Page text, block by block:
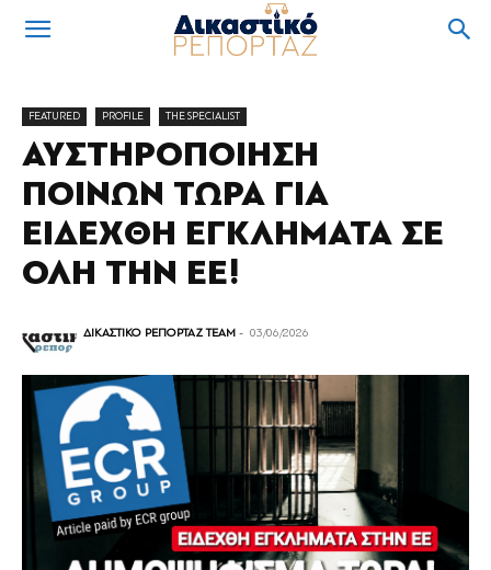
FEATURED PROFILE THE SPECIALIST
ΑΥΣΤΗΡΟΠΟΙΗΣΗ
ΠΟΙΝΩΝ ΤΩΡΑ ΓΙΑ
ΕΙΔΕΧΘΗ ΕΓΚΛΗΜΑΤΑ ΣΕ
ΟΛΗ ΤΗΝ ΕΕ!
ΔΙΚΑΣΤΙΚΟ ΡΕΠΟΡΤΑΖ TEAM - 03/06/2026